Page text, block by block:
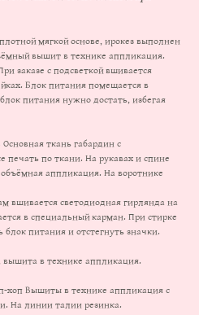
мягкой основе, ирокез выполнен
вышит в технике аппликация.
заказе с подсветкой вшивается
Блок питания помещается в
питания нужно достать, избегая
ткань габардин с
по ткани. На рукавах и спине
аппликация. На воротнике
вшивается светодиодная гирлянда на
в специальный карман. При стирке
блок питания и отстегнуть значки.
вышита в технике аппликация.
хоп Вышиты в технике аппликация с
На линии талии резинка.